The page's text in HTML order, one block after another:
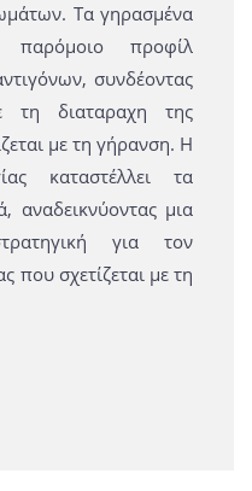
Τα γηρασμένα
παρόμοιο προφίλ
συνδέοντας
διαταραχη της
με τη γήρανση. Η
καταστέλλει τα
αναδεικνύοντας μια
για τον
που σχετίζεται με τη